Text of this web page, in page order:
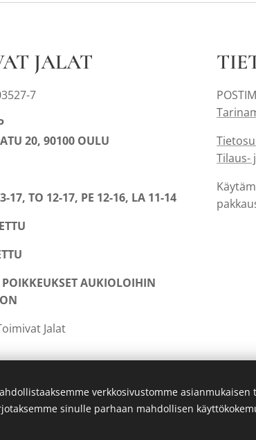
JALAT
7
20, 90100 OULU
17, TO 12-17, PE 12-16, LA 11-14
AUKIOLOIHIN
Jalat
Tilaus-
verkkosivustomme asianmukaisen
sinulle parhaan mahdollisen